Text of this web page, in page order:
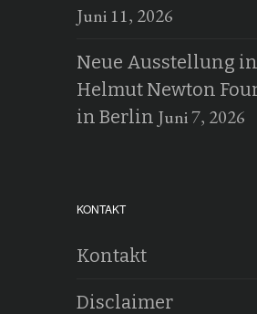
Juni 11, 2026
Neue Ausstellung
Helmut Newton
in Berlin Juni 7, 2026
KONTAKT
Kontakt
Disclaimer